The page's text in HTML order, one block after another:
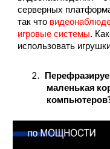
серверных
так что
игровые системы.
использовать
2.
маленькая